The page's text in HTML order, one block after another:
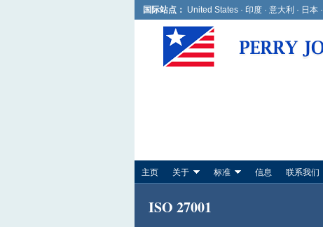
国际站点： United States· 印度· 意大利 · 日本·
主页 关于 标准 信息 联系我们
ISO 27001